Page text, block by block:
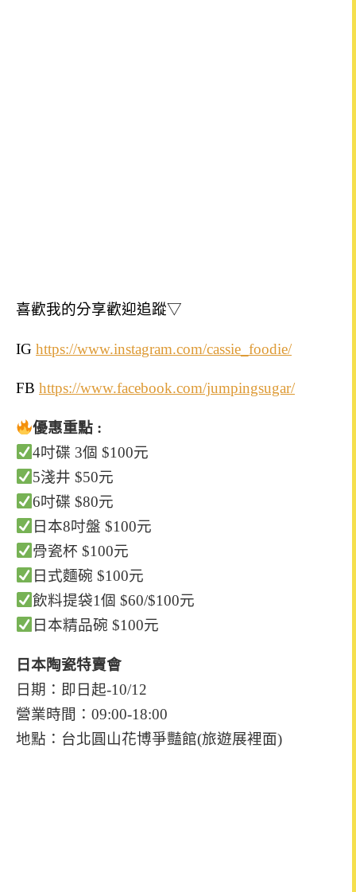
喜歡我的分享歡迎追蹤▽
IG https://www.instagram.com/cassie_foodie/
FB https://www.facebook.com/jumpingsugar/
優惠重點 :
4吋碟 3個 $100元
5淺井 $50元
6吋碟 $80元
日本8吋盤 $100元
骨瓷杯 $100元
日式麵碗 $100元
飲料提袋1個 $60/$100元
日本精品碗 $100元
日本陶瓷特賣會
日期：即日起-10/12
營業時間：09:00-18:00
地點：台北圓山花博爭豔館(旅遊展裡面)